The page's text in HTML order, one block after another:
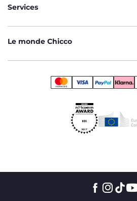
Services
Le monde Chicco